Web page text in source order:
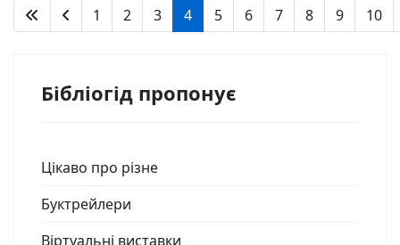
1 2 3 4 5 6 7 8 9 10
Бібліогід пропонує
Цікаво про різне
Буктрейлери
Віртуальні виставки